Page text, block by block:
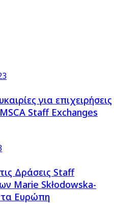
για επιχειρήσεις
Staff Exchanges
Δράσεις Staff
Marie Skłodowska-
Ευρώπη